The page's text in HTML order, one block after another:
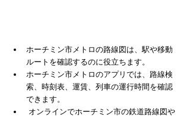
ホーチミン市メトロの路線図は、駅や移動
ルートを確認するのに役立ちます。
ホーチミン市メトロのアプリでは、路線検
索、時刻表、運賃、列車の運行時間を確認
できます。